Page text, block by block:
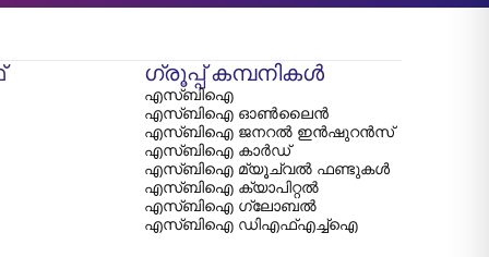
ഗ്രൂപ്പ് കമ്പനികൾ
എസ്‌ബി‌ഐ
എസ്‌ബി‌ഐ ഓൺലൈൻ
എസ്‌ബി‌ഐ ജനറൽ ഇൻഷുറൻസ്
എസ്‌ബി‌ഐ കാർഡ്
എസ്‌ബി‌ഐ മ്യൂച്വൽ ഫണ്ടുകൾ
എസ്‌ബി‌ഐ ക്യാപിറ്റൽ
എസ്‌ബി‌ഐ ഗ്ലോബൽ
എസ്‌ബി‌ഐ ഡി‌എഫ്‌എച്ച്‌ഐ